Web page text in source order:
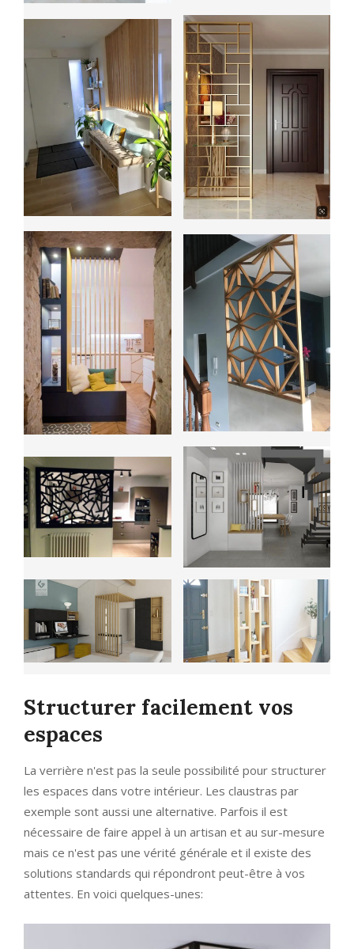
Structurer facilement vos
espaces
La verrière n'est pas la seule possibilité pour structurer
les espaces dans votre intérieur. Les claustras par
exemple sont aussi une alternative. Parfois il est
nécessaire de faire appel à un artisan et au sur-mesure
mais ce n'est pas une vérité générale et il existe des
solutions standards qui répondront peut-être à vos
attentes. En voici quelques-unes: